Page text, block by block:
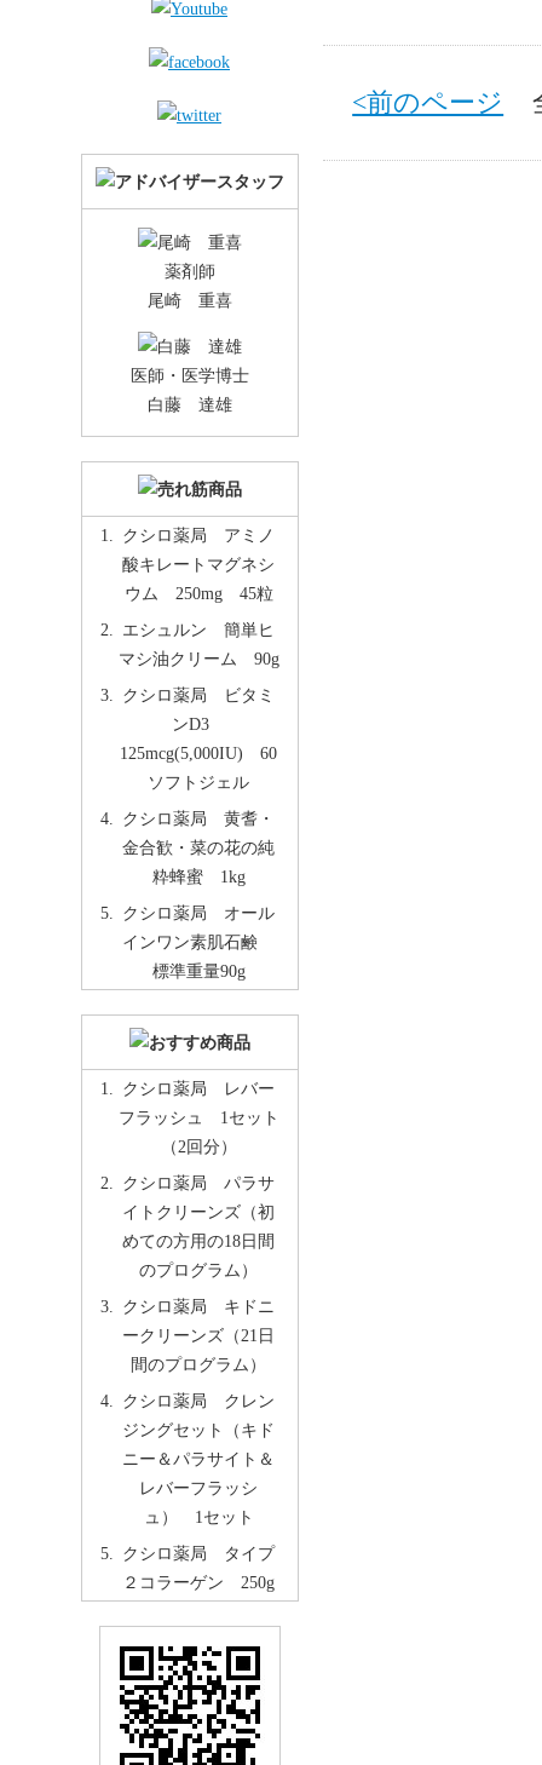
<前のページ
薬剤師
尾崎 重喜
医師・医学博士
白藤 達雄
クシロ薬局 アミノ
酸キレートマグネシ
ウム 250mg 45粒
エシュルン 簡単ヒ
マシ油クリーム 90g
クシロ薬局 ビタミ
ンD3
125mcg(5,000IU) 60
ソフトジェル
クシロ薬局 黄耆・
金合歓・菜の花の純
粋蜂蜜 1kg
クシロ薬局 オール
インワン素肌石鹸
標準重量90g
クシロ薬局 レバー
フラッシュ 1セット
（2回分）
クシロ薬局 パラサ
イトクリーンズ（初
めての方用の18日間
のプログラム）
クシロ薬局 キドニ
ークリーンズ（21日
間のプログラム）
クシロ薬局 クレン
ジングセット（キド
ニー＆パラサイト＆
レバーフラッシ
ュ） 1セット
クシロ薬局 タイプ
２コラーゲン 250g